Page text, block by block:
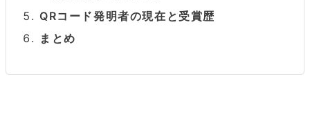
QRコード発明者の現在と受賞歴
まとめ